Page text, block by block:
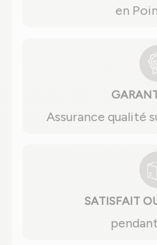
en
Assurance qualité
SATISFAIT